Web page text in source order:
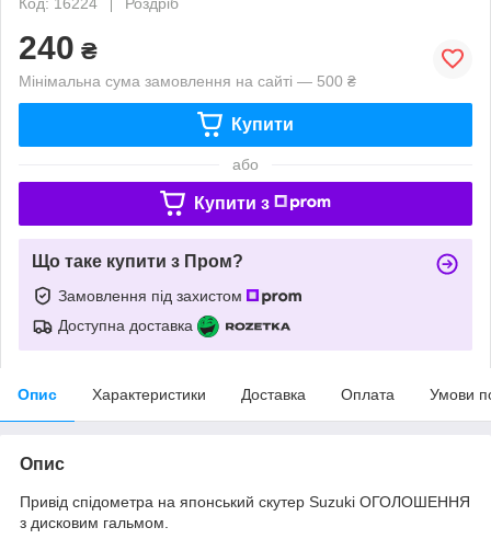
240 ₴
Мінімальна сума замовлення на сайті — 500 ₴
Купити
або
Купити з
Що таке купити з Пром?
Замовлення під захистом
Доступна доставка
Опис Характеристики Доставка Оплата Умови
Опис
Привід спідометра на японський скутер Suzuki ОГОЛОШЕННЯ
з дисковим гальмом.